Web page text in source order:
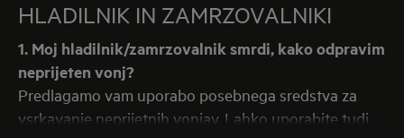
HLADILNIK IN ZAMRZOVALNIKI
1. Moj hladilnik/zamrzovalnik smrdi, kako odpravim
neprijeten vonj?
Predlagamo vam uporabo posebnega sredstva za
vsrkavanje neprijetnih vonjav. Lahko uporabite tudi